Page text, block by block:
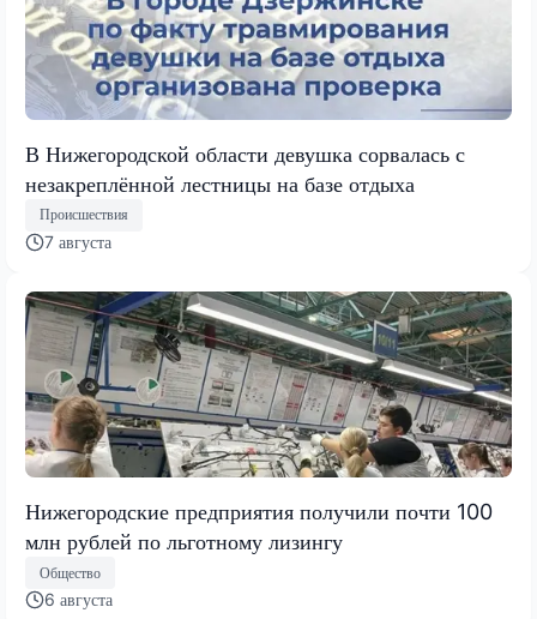
В Нижегородской области девушка сорвалась с
незакреплённой лестницы на базе отдыха
Происшествия
7 августа
Нижегородские предприятия получили почти 100
млн рублей по льготному лизингу
Общество
6 августа